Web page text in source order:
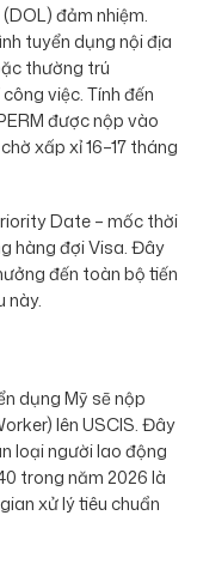
đảm nhiệm.
tuyển dụng nội địa
thường trú
việc. Tính đến
được nộp vào
xấp xỉ 16–17 tháng
Date – mốc thời
hàng đợi Visa. Đây
đến toàn bộ tiến
này.
dụng Mỹ sẽ nộp
lên USCIS. Đây
loại người lao động
trong năm 2026 là
xử lý tiêu chuẩn